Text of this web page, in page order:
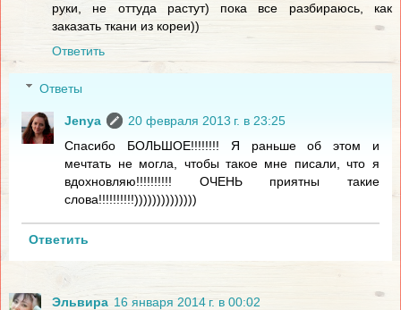
руки, не оттуда растут) пока все разбираюсь, как
заказать ткани из кореи))
Ответить
Ответы
Jenya
20 февраля 2013 г. в 23:25
Спасибо БОЛЬШОЕ!!!!!!!! Я раньше об этом и
мечтать не могла, чтобы такое мне писали, что я
вдохновляю!!!!!!!!!! ОЧЕНЬ приятны такие
слова!!!!!!!!!!))))))))))))))
Ответить
Эльвира 16 января 2014 г. в 00:02